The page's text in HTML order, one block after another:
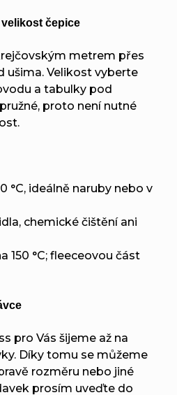
čepice
metrem přes
ušima. Velikost vyberte
a tabulky pod
proto není nutné
°C, ideálně naruby nebo v
chemické čištění ani
150 °C; fleeceovou část
pro Vás šijeme až na
Díky tomu se můžeme
rozměru nebo jiné
prosím uveďte do